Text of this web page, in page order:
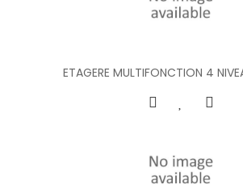
ETAGERE MULTIFONCTION 4